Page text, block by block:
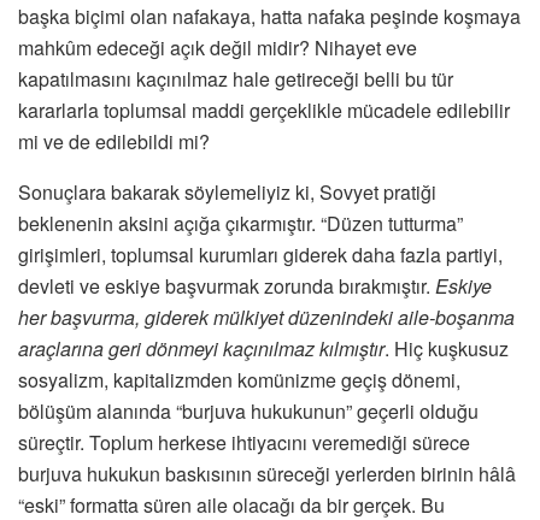
başka biçimi olan nafakaya, hatta nafaka peşinde koşmaya
mahkûm edeceği açık değil midir? Nihayet eve
kapatılmasını kaçınılmaz hale getireceği belli bu tür
kararlarla toplumsal maddi gerçeklikle mücadele edilebilir
mi ve de edilebildi mi?
Sonuçlara bakarak söylemeliyiz ki, Sovyet pratiği
beklenenin aksini açığa çıkarmıştır. “Düzen tutturma”
girişimleri, toplumsal kurumları giderek daha fazla partiyi,
devleti ve eskiye başvurmak zorunda bırakmıştır. Eskiye
her başvurma, giderek mülkiyet düzenindeki aile-boşanma
araçlarına geri dönmeyi kaçınılmaz kılmıştır. Hiç kuşkusuz
sosyalizm, kapitalizmden komünizme geçiş dönemi,
bölüşüm alanında “burjuva hukukunun” geçerli olduğu
süreçtir. Toplum herkese ihtiyacını veremediği sürece
burjuva hukukun baskısının süreceği yerlerden birinin hâlâ
“eski” formatta süren aile olacağı da bir gerçek. Bu